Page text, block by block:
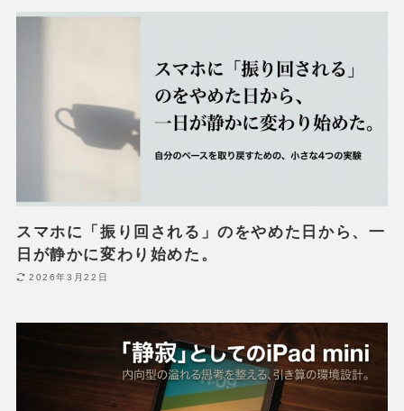
スマホに「振り回される」のをやめた日から、一
日が静かに変わり始めた。
2026年3月22日